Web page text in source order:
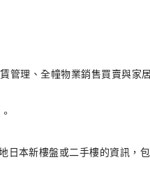
管理、全幢物業銷售買賣與家
本新樓盤或二手樓的資訊，